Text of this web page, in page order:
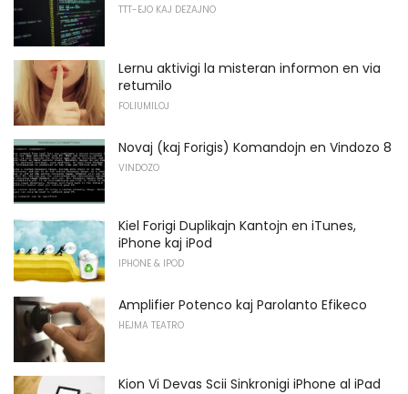
TTT-EJO KAJ DEZAJNO
Lernu aktivigi la misteran informon en via
retumilo
FOLIUMILOJ
Novaj (kaj Forigis) Komandojn en Vindozo 8
VINDOZO
Kiel Forigi Duplikajn Kantojn en iTunes,
iPhone kaj iPod
IPHONE & IPOD
Amplifier Potenco kaj Parolanto Efikeco
HEJMA TEATRO
Kion Vi Devas Scii Sinkronigi iPhone al iPad